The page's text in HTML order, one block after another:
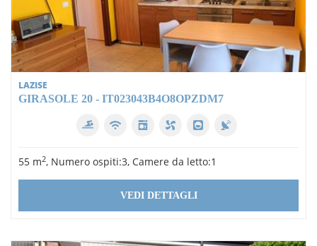
LAZISE
GIRASOLE 20 - IT023043B4O8OPZDM7
55 m2, Numero ospiti:3, Camere da letto:1
VEDI DETTAGLI